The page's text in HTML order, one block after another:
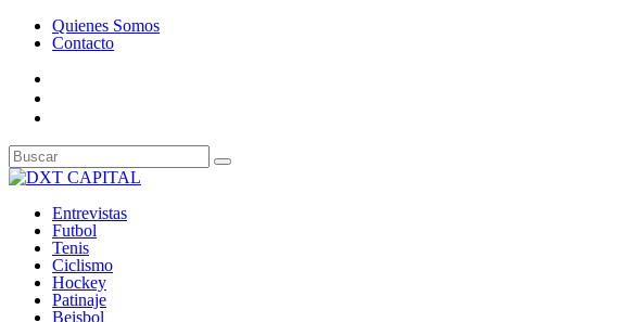
Quienes Somos
Contacto
Entrevistas
Futbol
Tenis
Ciclismo
Hockey
Patinaje
Beisbol